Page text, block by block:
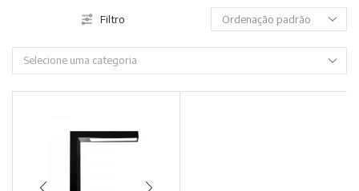
Filtro
Selecione uma categoria